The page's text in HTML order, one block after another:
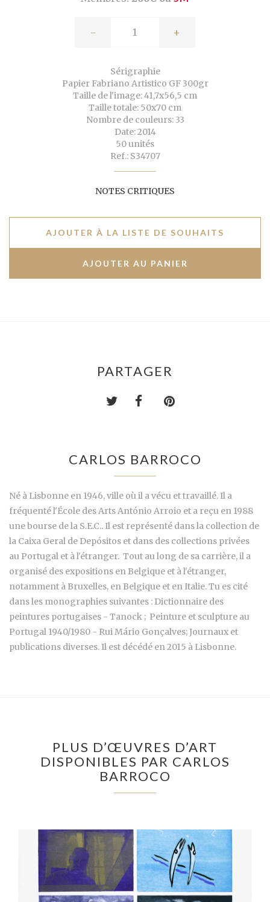
- +
Sérigraphie
Papier Fabriano Artistico GF 300gr
Taille de l'image: 41,7x56,5 cm
Taille totale: 50x70 cm
Nombre de couleurs: 33
Date: 2014
50 unités
Ref.: S34707
NOTES CRITIQUES
AJOUTER À LA LISTE DE SOUHAITS
PARTAGER
CARLOS BARROCO
Né à Lisbonne en 1946, ville où il a vécu et travaillé. Il a
fréquenté l'École des Arts António Arroio et a reçu en 1988
une bourse de la S.E.C.. Il est représenté dans la collection de
la Caixa Geral de Depósitos et dans des collections privées
au Portugal et à l'étranger. Tout au long de sa carrière, il a
organisé des expositions en Belgique et à l'étranger,
notamment à Bruxelles, en Belgique et en Italie. Tu es cité
dans les monographies suivantes : Dictionnaire des
peintures portugaises - Tanock ; Peinture et sculpture au
Portugal 1940/1980 - Rui Mário Gonçalves; Journaux et
publications diverses. Il est décédé en 2015 à Lisbonne.
PLUS D’ŒUVRES D’ART
DISPONIBLES PAR CARLOS
BARROCO